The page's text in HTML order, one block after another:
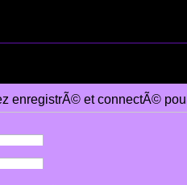
enregistrÃ© et connectÃ©